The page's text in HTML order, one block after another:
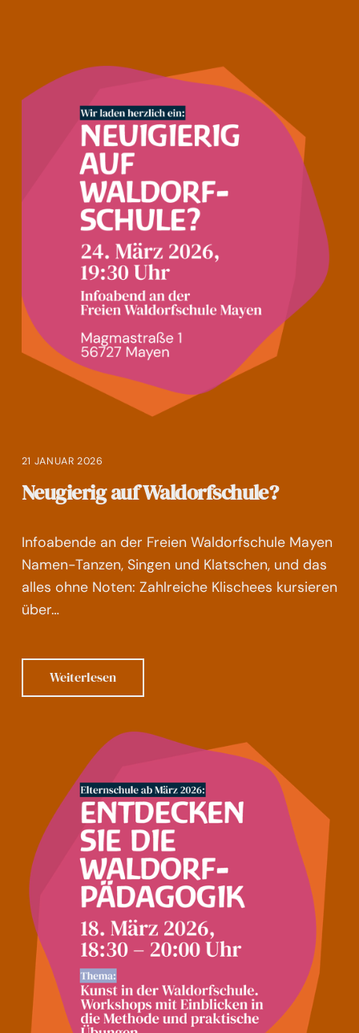
21 JANUAR 2026
Neugierig auf Waldorfschule?
Infoabende an der Freien Waldorfschule Mayen
Namen-Tanzen, Singen und Klatschen, und das
alles ohne Noten: Zahlreiche Klischees kursieren
über…
Weiterlesen